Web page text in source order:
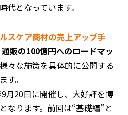
代となっています。
ルスケア商材の売上アップ手
通販の100億円へのロードマッ
々な施策を具体的に公開する
す。
月20日に開催し、大好評を博
なります。前回は“基礎編”と